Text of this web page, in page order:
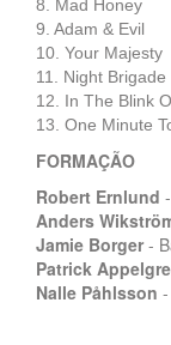
8. Mad Honey
9. Adam & Evil
10. Your Majesty
11. Night Brigade
12. In The Blink
13. One Minute
FORMAÇÃO
Robert Ernlund
Anders
Jamie Borger -
Patrick
Nalle Påhlsson